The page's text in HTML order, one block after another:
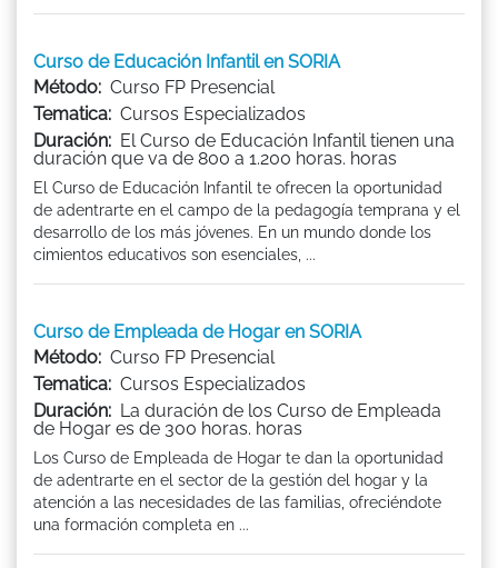
Curso de Educación Infantil en SORIA
Método: Curso FP Presencial
Tematica: Cursos Especializados
Duración: El Curso de Educación Infantil tienen una
duración que va de 800 a 1.200 horas. horas
El Curso de Educación Infantil te ofrecen la oportunidad
de adentrarte en el campo de la pedagogía temprana y el
desarrollo de los más jóvenes. En un mundo donde los
cimientos educativos son esenciales, ...
Curso de Empleada de Hogar en SORIA
Método: Curso FP Presencial
Tematica: Cursos Especializados
Duración: La duración de los Curso de Empleada
de Hogar es de 300 horas. horas
Los Curso de Empleada de Hogar te dan la oportunidad
de adentrarte en el sector de la gestión del hogar y la
atención a las necesidades de las familias, ofreciéndote
una formación completa en ...